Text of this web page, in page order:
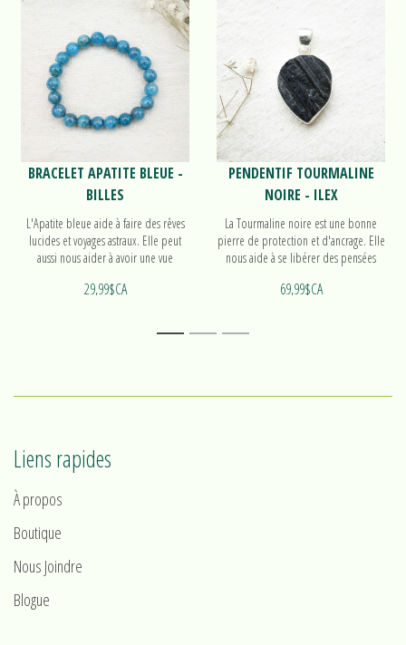
BRACELET APATITE BLEUE -
BILLES
L'Apatite bleue aide à faire des rêves
lucides et voyages astraux. Elle peut
aussi nous aider à avoir une vue
Découvrez notre bracelet de billes!
29,99$CA
PENDENTIF TOURMALINE
NOIRE - ILEX
La Tourmaline noire est une bonne
pierre de protection et d'ancrage. Elle
nous aide à se libérer des pensées
énergétiques. Découvrez notre
69,99$CA
1 2 3
Liens rapides
À propos
Boutique
Nous Joindre
Blogue